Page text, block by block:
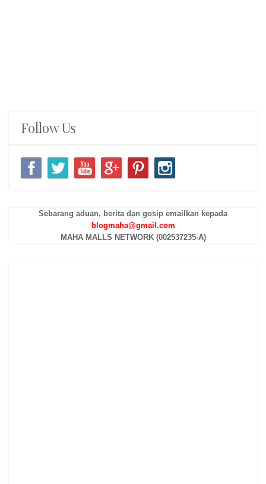
Follow Us
Sebarang aduan, berita dan gosip emailkan kepada
blogmaha@gmail.com
MAHA MALLS NETWORK (002537235-A)